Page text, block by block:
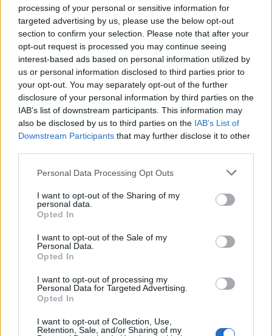
processing of your personal or sensitive information for
targeted advertising by us, please use the below opt-out
section to confirm your selection. Please note that after your
opt-out request is processed you may continue seeing
interest-based ads based on personal information utilized by
us or personal information disclosed to third parties prior to
your opt-out. You may separately opt-out of the further
disclosure of your personal information by third parties on the
IAB’s list of downstream participants. This information may
also be disclosed by us to third parties on the IAB’s List of
Downstream Participants that may further disclose it to other
Personal Data Processing Opt Outs
I want to opt-out of the Sharing of my
personal data.
Opted In
I want to opt-out of the Sale of my
Personal Data.
Opted In
I want to opt-out of processing my
Personal Data for Targeted Advertising.
Opted In
I want to opt-out of Collection, Use,
Retention, Sale, and/or Sharing of my
Publicidad